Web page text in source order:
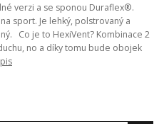
verzi a se sponou Duraflex®.
sport. Je lehký, polstrovaný a
Co je to HexiVent? Kombinace 2
no a díky tomu bude obojek